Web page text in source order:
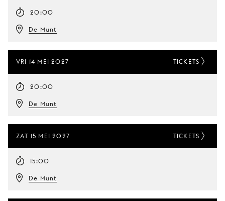
20:00
De Munt
VRI 14 MEI 2027
20:00
De Munt
TICKETS
ZAT 15 MEI 2027
15:00
De Munt
TICKETS